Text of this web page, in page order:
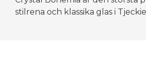
stilrena och klassika glas i